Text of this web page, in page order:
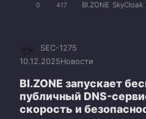
0 417 BI.ZONE SkyCloak
SEC-1275
10.12.2025Новости
BI.ZONE запускает
публичный DNS-
скорость и